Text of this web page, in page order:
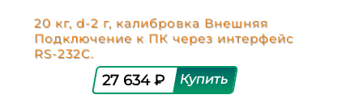
20 кг, d-2 г, калибровка Внешняя
Подключение к ПК через интерфейс
RS-232C.
27 634 ₽